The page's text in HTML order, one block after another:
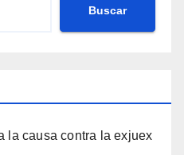
Buscar
la causa contra la exjuex